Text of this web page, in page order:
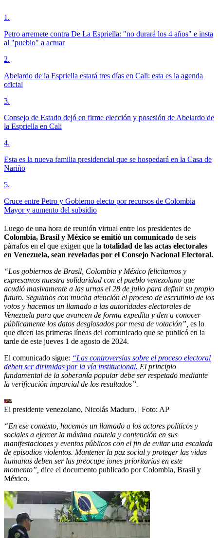
1 .
Petro arremete contra De La Espriella: "no durará los 4 años" e insta
al "pueblo" a actuar
2.
Abelardo de la Espriella estará tres días en Cali: esta es la agenda
oficial
3.
Consejo de Estado dejó en firme elección y posesión de Abelardo de
la Espriella en Cali
4.
Esta es la nueva familia presidencial que se hospedará en la Casa de
Nariño
5.
Cruce entre Petro y Gobierno electo por recursos de Colombia
Mayor y aumento del subsidio
Luego de una hora de reunión virtual entre los presidentes de
Colombia, Brasil y México se emitió un comunicado de seis
párrafos en el que exigen que la totalidad de las actas electorales
en Venezuela, sean reveladas por el Consejo Nacional Electoral.
“Los gobiernos de Brasil, Colombia y México felicitamos y
expresamos nuestra solidaridad con el pueblo venezolano que
acudió masivamente a las urnas el 28 de julio para definir su propio
futuro. Seguimos con mucha atención el proceso de escrutinio de los
votos y hacemos un llamado a las autoridades electorales de
Venezuela para que avancen de forma expedita y den a conocer
públicamente los datos desglosados por mesa de votación”, es lo
que dicen las primeras líneas del comunicado que se publicó en la
tarde de este jueves 1 de agosto de 2024.
El comunicado sigue: “Las controversias sobre el proceso electoral
deben ser dirimidas por la vía institucional. El principio
fundamental de la soberanía popular debe ser respetado mediante
la verificación imparcial de los resultados”.
El presidente venezolano, Nicolás Maduro. | Foto: AP
“En ese contexto, hacemos un llamado a los actores políticos y
sociales a ejercer la máxima cautela y contención en sus
manifestaciones y eventos públicos con el fin de evitar una escalada
de episodios violentos. Mantener la paz social y proteger las vidas
humanas deben ser las preocupe iones prioritarias en este
momento”, dice el documento publicado por Colombia, Brasil y
México.